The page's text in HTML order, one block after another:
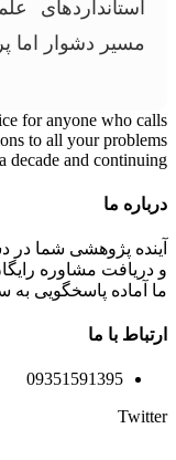
استانداردهای
مسیر دشوار اما
for anyone who calls
to all your problems
decade and continuing
درباره ما
آینده پژوهشی شما
و دریافت مشاوره
ما آماده پاسخگویی به
ارتباط با ما
09351591395
Twitter